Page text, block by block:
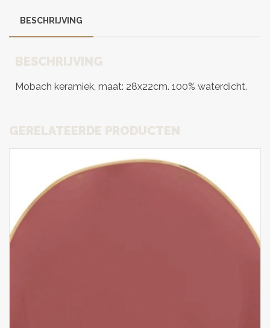
BESCHRIJVING
BESCHRIJVING
Mobach keramiek, maat: 28x22cm. 100% waterdicht.
GERELATEERDE PRODUCTEN